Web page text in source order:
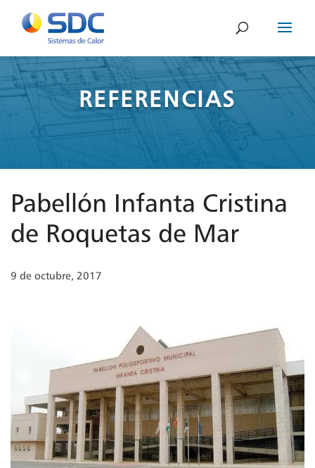
REFERENCIAS
Pabellón Infanta Cristina
de Roquetas de Mar
9 de octubre, 2017